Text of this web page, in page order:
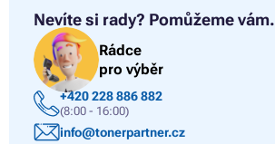
Nevíte si rady? Pomůžeme vám.
Rádce
pro výběr
+420 228 886 882
(8:00 - 16:00)
info@tonerpartner.cz